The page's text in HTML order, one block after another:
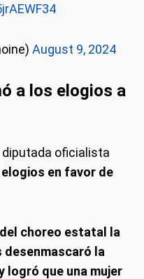
August 9, 2024
a los elogios a
diputada oficialista
en favor de
choreo estatal la
la
logró que una mujer